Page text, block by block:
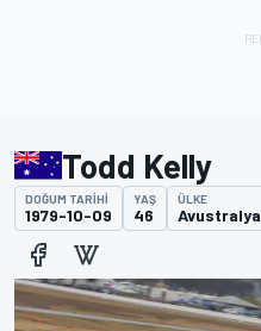
Todd Kelly
DOĞUM TARIHI
1979-10-09
YAŞ
46
ÜLKE
Avustralya